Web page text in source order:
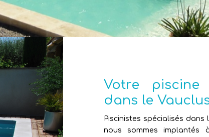
Votre
dans le
Piscinistes spécialisés
nous sommes implantés